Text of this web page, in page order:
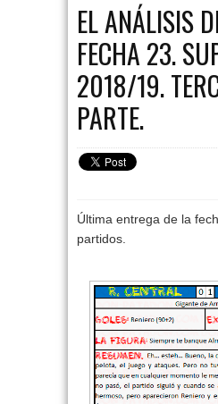
EL ANÁLISIS
FECHA 23.
2018/19.
PARTE.
Última entrega de la
partidos.